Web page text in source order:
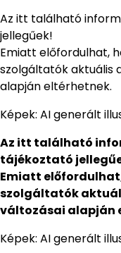
Az itt található
jellegűek!
Emiatt előfordulhat,
szolgáltatók aktuális
alapján eltérhetnek.
Képek: AI generált
Az itt található
tájékoztató
Emiatt
szolgáltatók
változásai alapján
Képek: AI generált